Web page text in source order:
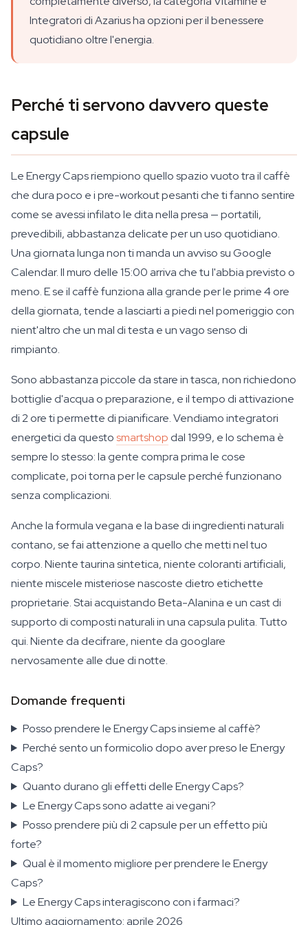
Integratori di Azarius ha opzioni per il benessere
quotidiano oltre l'energia.
Perché ti servono davvero queste
capsule
Le Energy Caps riempiono quello spazio vuoto tra il caffè
che dura poco e i pre-workout pesanti che ti fanno sentire
come se avessi infilato le dita nella presa — portatili,
prevedibili, abbastanza delicate per un uso quotidiano.
Una giornata lunga non ti manda un avviso su Google
Calendar. Il muro delle 15:00 arriva che tu l'abbia previsto o
meno. E se il caffè funziona alla grande per le prime 4 ore
della giornata, tende a lasciarti a piedi nel pomeriggio con
nient'altro che un mal di testa e un vago senso di
rimpianto.
Sono abbastanza piccole da stare in tasca, non richiedono
bottiglie d'acqua o preparazione, e il tempo di attivazione
di 2 ore ti permette di pianificare. Vendiamo integratori
energetici da questosmartshop dal 1999, e lo schema è
sempre lo stesso: la gente compra prima le cose
complicate, poi torna per le capsule perché funzionano
senza complicazioni.
Anche la formula vegana e la base di ingredienti naturali
contano, se fai attenzione a quello che metti nel tuo
corpo. Niente taurina sintetica, niente coloranti artificiali,
niente miscele misteriose nascoste dietro etichette
proprietarie. Stai acquistando Beta-Alanina e un cast di
supporto di composti naturali in una capsula pulita. Tutto
qui. Niente da decifrare, niente da googlare
nervosamente alle due di notte.
Domande frequenti
Posso prendere le Energy Caps insieme al caffè?
Perché sento un formicolio dopo aver preso le Energy
Caps?
Quanto durano gli effetti delle Energy Caps?
Le Energy Caps sono adatte ai vegani?
Posso prendere più di 2 capsule per un effetto più
forte?
Qual è il momento migliore per prendere le Energy
Caps?
Le Energy Caps interagiscono con i farmaci?
Ultimo aggiornamento: aprile 2026